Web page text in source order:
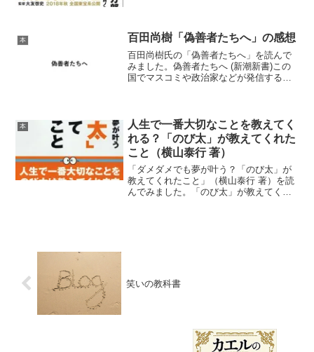
本 百田尚樹「偽善者たちへ」の感想
百田尚樹氏の「偽善者たちへ」を読んで
みました。偽善者たちへ (新潮新書)この
国でマスコミや政治家などが発信する偽
って選び編集した本「偽...
本
人生で一番大切なことを教えてく
れる？「のび太」が教えてくれた
こと（横山泰行 著）
「ダメダメでも夢が叶う？「のび太」が
教えてくれたこと」（横山泰行 著）を読
んでみました。「のび太」が教えてくれ
笑いの教科書